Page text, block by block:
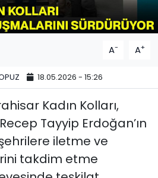
A- A+
18.05.2026 - 15:26
Kadın Kolları,
Tayyip Erdoğan’ın
iletme ve
takdim etme